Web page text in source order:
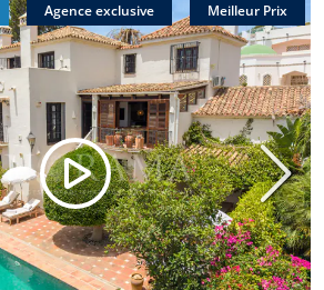
Agence exclusive Meilleur Prix